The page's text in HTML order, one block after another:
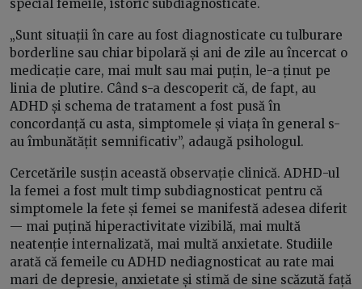
special femeile, istoric subdiagnosticate.
„Sunt situații în care au fost diagnosticate cu tulburare
borderline sau chiar bipolară și ani de zile au încercat o
medicație care, mai mult sau mai puțin, le-a ținut pe
linia de plutire. Când s-a descoperit că, de fapt, au
ADHD și schema de tratament a fost pusă în
concordanță cu asta, simptomele și viața în general s-
au îmbunătățit semnificativ”, adaugă psihologul.
Cercetările susțin această observație clinică. ADHD-ul
la femei a fost mult timp subdiagnosticat pentru că
simptomele la fete și femei se manifestă adesea diferit
— mai puțină hiperactivitate vizibilă, mai multă
neatenție internalizată, mai multă anxietate. Studiile
arată că femeile cu ADHD nediagnosticat au rate mai
mari de depresie, anxietate și stimă de sine scăzută față